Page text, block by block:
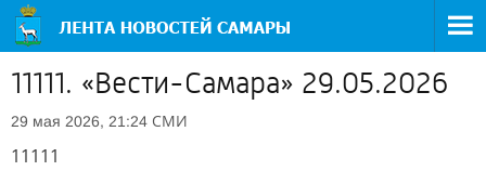
11111. «Вести-Самара» 29.05.2026
29 мая 2026, 21:24 СМИ
11111